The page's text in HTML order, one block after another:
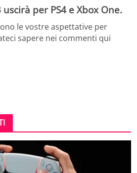
per PS4 e Xbox One.
le vostre aspettative per
sapere nei commenti qui